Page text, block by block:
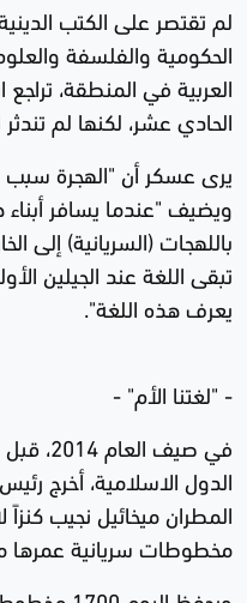
لم تقتصر على الكتب
الحكومية والفلسفة
العربية في المنطقة، تراجع
الحادي عشر، لكنها لم تندثر
يرى عسكر أن "الهجرة سبب
ويضيف "عندما يسافر
باللهجات (السريانية) إلى
تبقى اللغة عند الجيلين
يعرف هذه اللغة".
- "لغتنا الأم" -
في صيف
الدول الاسلامية، أخرج
المطران ميخائيل نجيب
مخطوطات سريانية عمرها